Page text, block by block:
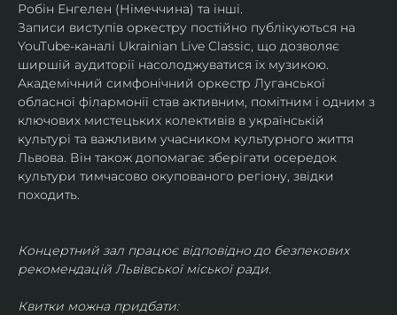
Робін Енгелен (Німеччина) та інші.
Записи виступів оркестру постійно публікуються на
YouTube-каналі Ukrainian Live Classic, що дозволяє
ширшій аудиторії насолоджуватися їх музикою​.
Академічний симфонічний оркестр Луганської
обласної філармонії став активним, помітним і одним з
ключових мистецьких колективів в українській
культурі та важливим учасником культурного життя
Львова. Він також допомагає зберігати осередок
культури тимчасово окупованого регіону, звідки
походить.
Концертний зал працює відповідно до безпекових
рекомендацій Львівської міської ради.
Квитки можна придбати: